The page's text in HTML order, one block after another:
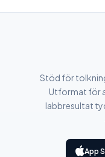
Stöd för
Utformat för
labbresultat
App
Kiswahili
Українська
O‘zbekcha
Hrvatski